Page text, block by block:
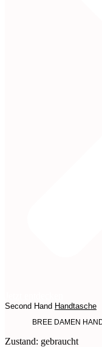
Second Hand Handtasche
BREE DAMEN
Zustand: gebraucht